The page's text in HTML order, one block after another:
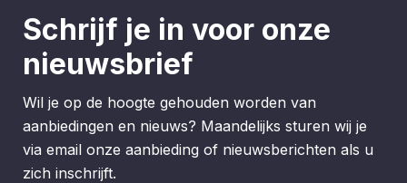
Schrijf je in voor onze
nieuwsbrief
Wil je op de hoogte gehouden worden van
aanbiedingen en nieuws? Maandelijks sturen wij je
via email onze aanbieding of nieuwsberichten als u
zich inschrijft.